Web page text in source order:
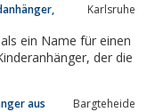
Karlsruhe
ein Name für einen
der die
aus
Bargteheide